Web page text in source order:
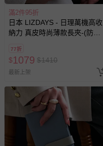
滿2件95折
日本 LIZDAYS - 日理萬機高收
納力 真皮時尚薄款長夾-(防盜
77折
$1079 $1410
最新上架